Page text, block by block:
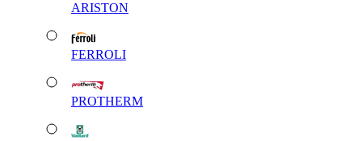
ARISTON
FERROLI
PROTHERM